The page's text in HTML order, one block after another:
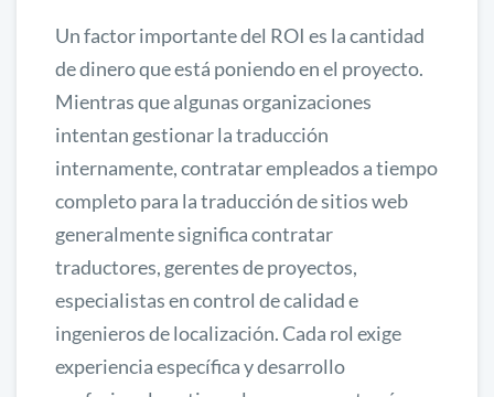
Un factor importante del ROI es la cantidad
de dinero que está poniendo en el proyecto.
Mientras que algunas organizaciones
intentan gestionar la traducción
internamente, contratar empleados a tiempo
completo para la traducción de sitios web
generalmente significa contratar
traductores, gerentes de proyectos,
especialistas en control de calidad e
ingenieros de localización. Cada rol exige
experiencia específica y desarrollo